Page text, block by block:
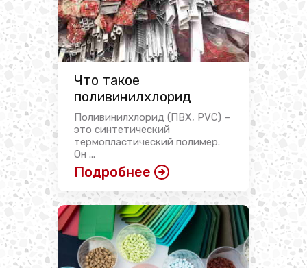
Что такое
поливинилхлорид
Поливинилхлорид (ПВХ, PVC) –
это синтетический
термопластический полимер.
Он ...
Подробнее